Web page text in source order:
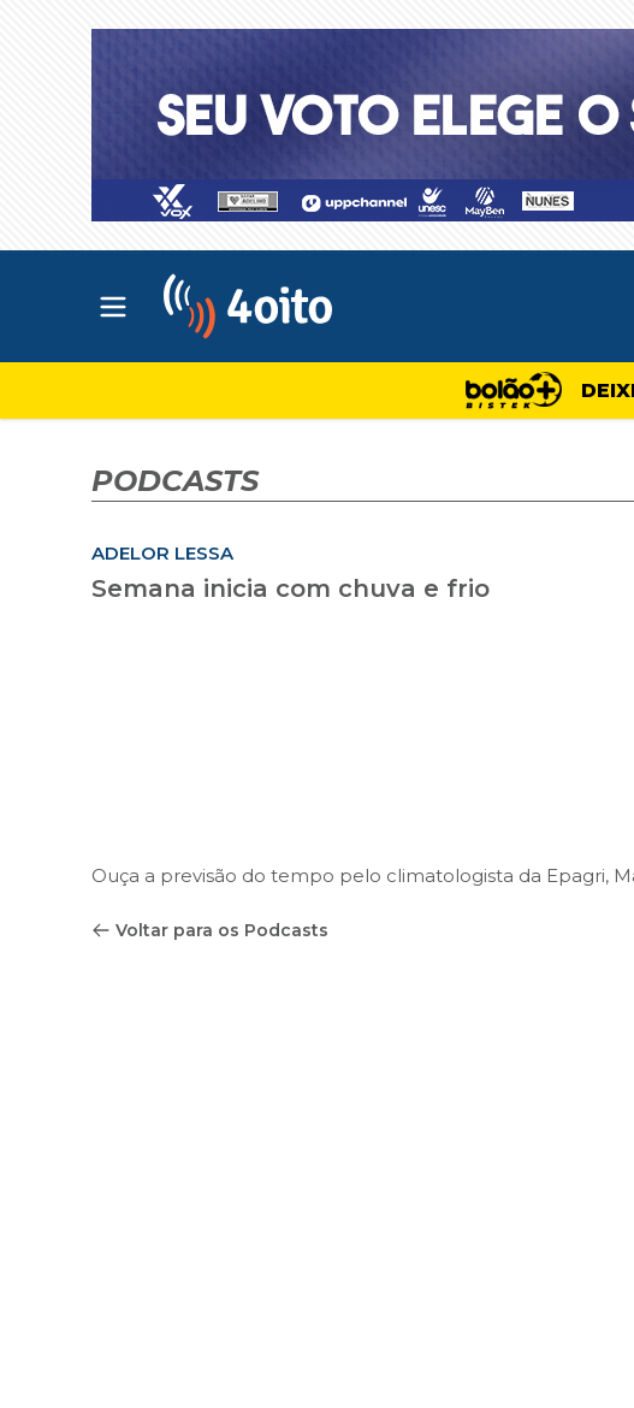
Abrir menu principal
PODCASTS
ADELOR LESSA
Semana inicia com chuva e frio
Ouça a previsão do tempo pelo climatologista da Epagri,
Voltar para os Podcasts